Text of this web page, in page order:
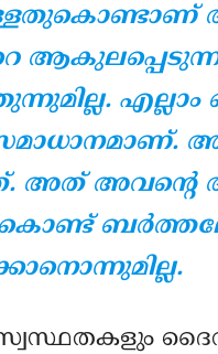
അത് അവന്റെ